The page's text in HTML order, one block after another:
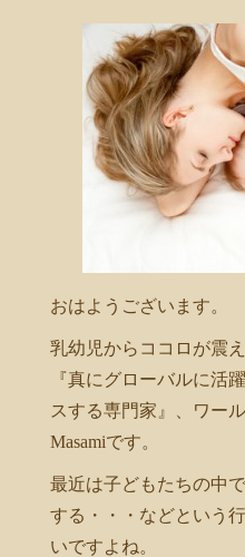
おはようございます。
乳幼児からココロが震
『真にグローバルに活
スする専門家』、ワー
Masamiです。
最近は子どもたちの中
する・・・などという
いですよね。